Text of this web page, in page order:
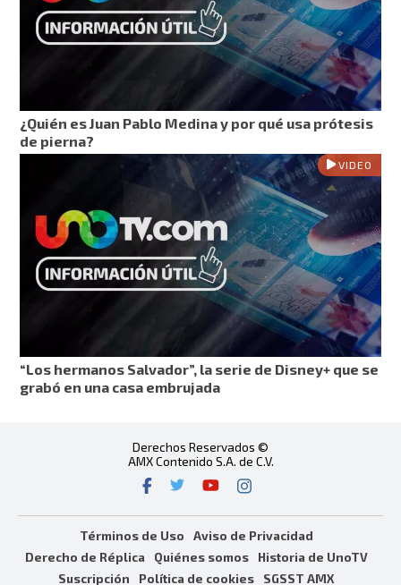
¿Quién es Juan Pablo Medina y por qué usa prótesis
de pierna?
VIDEO
“Los hermanos Salvador”, la serie de Disney+ que se
grabó en una casa embrujada
Derechos Reservados ©
AMX Contenido S.A. de C.V.
Términos de Uso
Aviso de Privacidad
Derecho de Réplica
Quiénes somos
Historia de UnoTV
Suscripción
Política de cookies SGSST AMX